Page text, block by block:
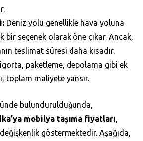
Deniz yolu genellikle hava yoluna
bir seçenek olarak öne çıkar. Ancak,
teslimat süresi daha kısadır.
paketleme, depolama gibi ek
toplam maliyete yansır.
bulundurulduğunda,
mobilya taşıma fiyatları,
göstermektedir. Aşağıda,